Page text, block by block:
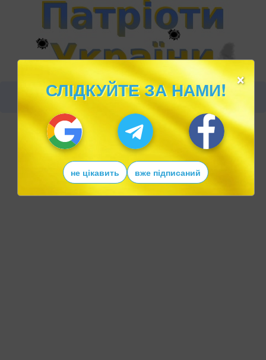
×
СЛІДКУЙТЕ ЗА НАМИ!
не цікавить вже підписаний